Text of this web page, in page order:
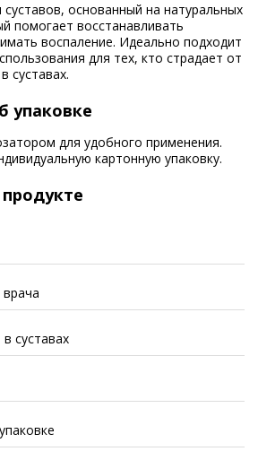
основанный на натуральных
помогает восстанавливать
воспаление. Идеально подходит
для тех, кто страдает от
суставах.
упаковке
для удобного применения.
картонную упаковку.
суставах